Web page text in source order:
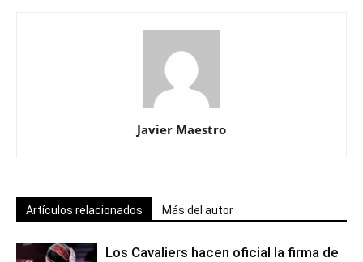
Javier Maestro
Artículos relacionados Más del autor
Los Cavaliers hacen oficial la firma de